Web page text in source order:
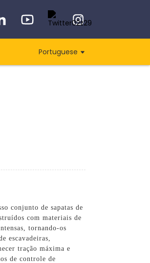
Portuguese
conjunto de sapatas de
com materiais de
tornando-os
escavadeiras,
tração máxima e
de controle de